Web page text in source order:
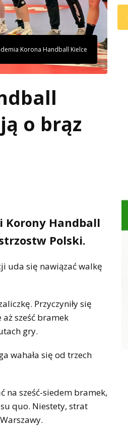
Korona Handball Kielce
o brąz
Korony Handball
Polski.
uda się nawiązać walkę
Przyczyniły się
sześć bramek
gry.
wahała się od trzech
na sześć-siedem bramek,
quo. Niestety, strat